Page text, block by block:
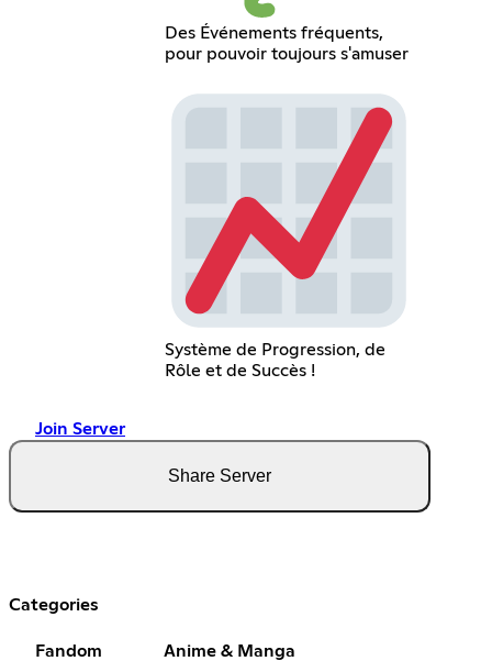
Des Événements fréquents,
pour pouvoir toujours s'amuser
Système de Progression, de
Rôle et de Succès !
Join Server
Share Server
Categories
Fandom Anime & Manga